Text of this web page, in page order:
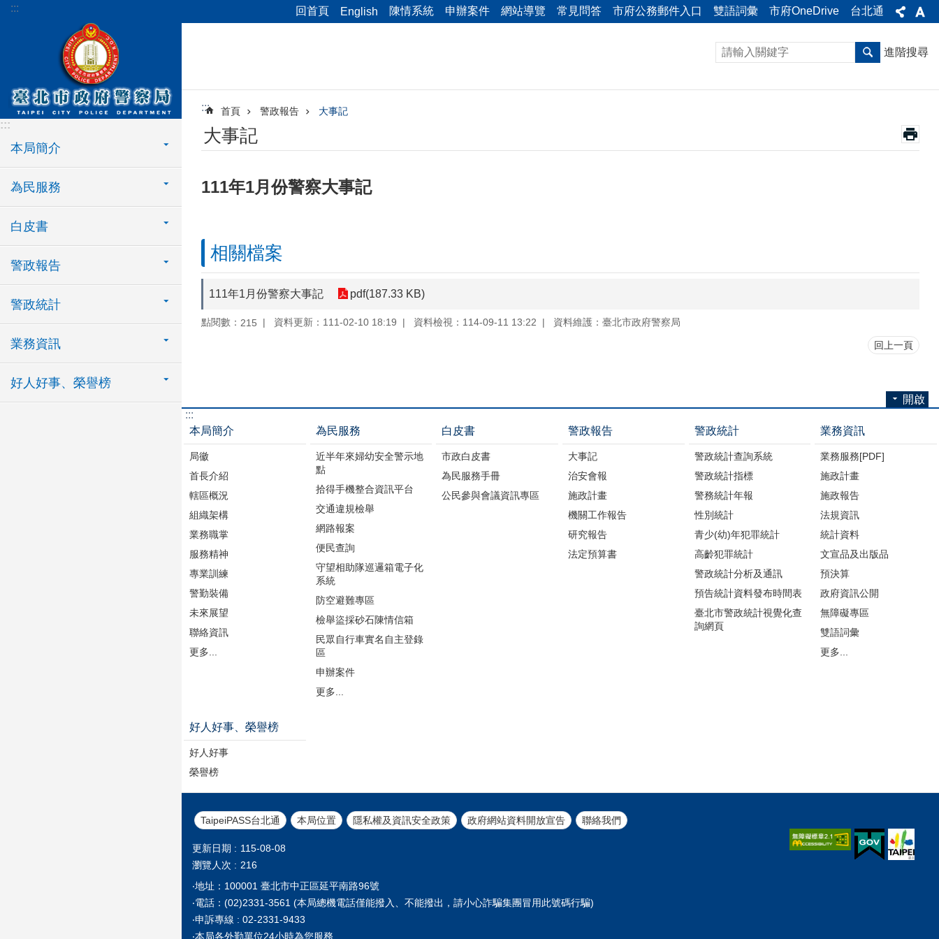
跳到主要內容區塊
::: 回首頁 English 陳情系統 申辦案件 網站導覽 常見問答 市府公務郵件入口 雙語詞彙 市府OneDrive 台北通
:::
本局簡介
為民服務
白皮書
警政報告
警政統計
業務資訊
好人好事、榮譽榜
進階搜尋
::: 首頁 警政報告 大事記
大事記
111年1月份警察大事記
相關檔案
111年1月份警察大事記 pdf(187.33 KB)
點閱數： 215 資料更新：111-02-10 18:19 資料檢視：114-09-11 13:22 資料維護：臺北市政府警察局
回上一頁
開啟
:::
本局簡介
局徽
首長介紹
轄區概況
組織架構
業務職掌
服務精神
專業訓練
警勤裝備
未來展望
聯絡資訊
更多...
為民服務
近半年來婦幼安全警示地
點
拾得手機整合資訊平台
交通違規檢舉
網路報案
便民查詢
守望相助隊巡邏箱電子化
系統
防空避難專區
檢舉盜採砂石陳情信箱
民眾自行車實名自主登錄
區
申辦案件
更多...
白皮書
市政白皮書
為民服務手冊
公民參與會議資訊專區
警政報告
大事記
治安會報
施政計畫
機關工作報告
研究報告
法定預算書
警政統計
警政統計查詢系統
警政統計指標
警務統計年報
性別統計
青少(幼)年犯罪統計
高齡犯罪統計
警政統計分析及通訊
預告統計資料發布時間表
臺北市警政統計視覺化查
詢網頁
業務資訊
業務服務[PDF]
施政計畫
施政報告
法規資訊
統計資料
文宣品及出版品
預決算
政府資訊公開
無障礙專區
雙語詞彙
更多...
好人好事、榮譽榜
好人好事
榮譽榜
TaipeiPASS台北通 本局位置 隱私權及資訊安全政策 政府網站資料開放宣告 聯絡我們
更新日期
115-08-08
瀏覽人次
216
‧地址：100001 臺北市中正區延平南路96號
‧電話：(02)2331-3561 (本局總機電話僅能撥入、不能撥出，請小心詐騙集團冒用此號碼行騙)
‧申訴專線 : 02-2331-9433
‧本局各外勤單位24小時為您服務